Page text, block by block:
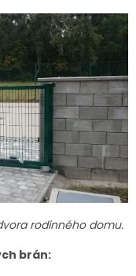
rodinného domu.
brán: